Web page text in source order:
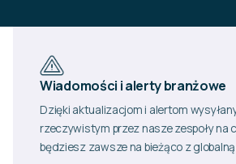
Wiadomości i alerty branżowe
Dzięki aktualizacjom i alertom
rzeczywistym przez nasze zespoły na
będziesz zawsze na bieżąco z